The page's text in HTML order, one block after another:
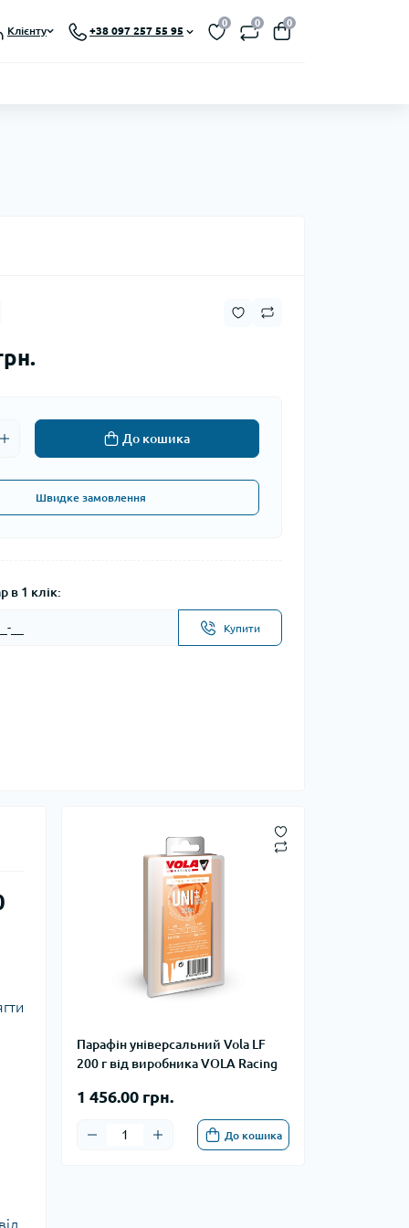
Клієнту +38 097 257 55 95
0 0 0
До кошика
Швидке замовлення
в 1 клік:
Купити
Парафін універсальний Vola LF
200 г від виробника VOLA Racing
1 456.00 грн.
До кошика